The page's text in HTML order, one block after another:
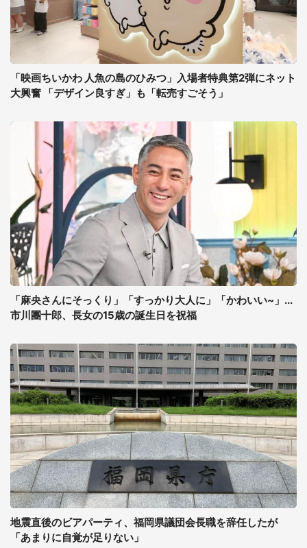
「映画ちいかわ 人魚の島のひみつ」入場者特典第2弾にネット
大興奮 「デザイン良すぎ」も「転売すごそう」
「麻央さんにそっくり」「すっかり大人に」「かわいい~」...
市川團十郎、長女の15歳の誕生日を祝福
地震直後のビアパーティ、福岡県議団会長職を辞任したが
「あまりに自覚が足りない」